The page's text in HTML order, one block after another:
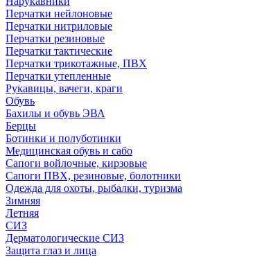
Перчатки нейлоновые
Перчатки нитриловые
Перчатки резиновые
Перчатки тактические
Перчатки трикотажные, ПВХ
Перчатки утепленные
Рукавицы, вачеги, краги
Обувь
Бахилы и обувь ЭВА
Берцы
Ботинки и полуботинки
Медицинская обувь и сабо
Сапоги войлочные, кирзовые
Сапоги ПВХ, резиновые, болотники
Одежда для охоты, рыбалки, туризма
Зимняя
Летняя
СИЗ
Дерматологические СИЗ
Защита глаз и лица